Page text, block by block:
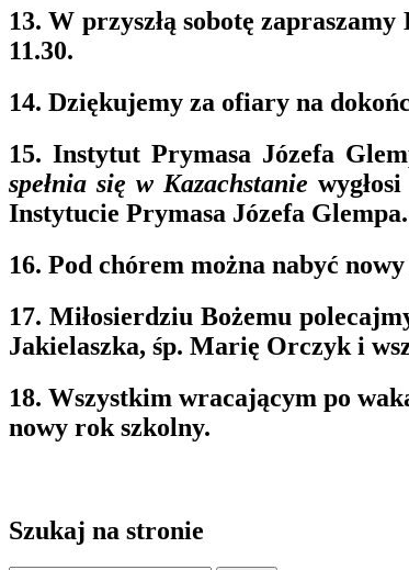
13. W przyszłą sobotę
11.30.
14. Dziękujemy za ofiary na
15. Instytut Prymasa Józefa
spełnia się w Kazachstanie wygłosi
Instytucie Prymasa Józefa Glempa.
16. Pod chórem można nabyć
17. Miłosierdziu Bożemu
Jakielaszka, śp. Marię Orczyk i
18. Wszystkim wracającym po
nowy rok szkolny.
Szukaj na stronie